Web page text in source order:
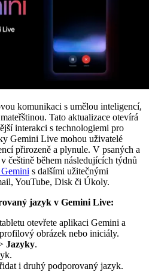
komunikaci s umělou inteligencí,
Tato aktualizace otevírá
interakci s technologiemi pro
Gemini Live mohou uživatelé
přirozeně a plynule. V psaných a
češtině během následujících týdnů
s dalšími užitečnými
YouTube, Disk či Úkoly.
jazyk v Gemini Live:
otevřete aplikaci Gemini a
obrázek nebo iniciály.
Jazyky.
i druhý podporovaný jazyk.